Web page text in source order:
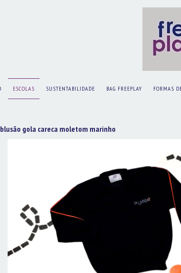
ESCOLAS SUSTENTABILIDADE BAG FREEPLAY FORMAS
blusão gola careca moletom marinho